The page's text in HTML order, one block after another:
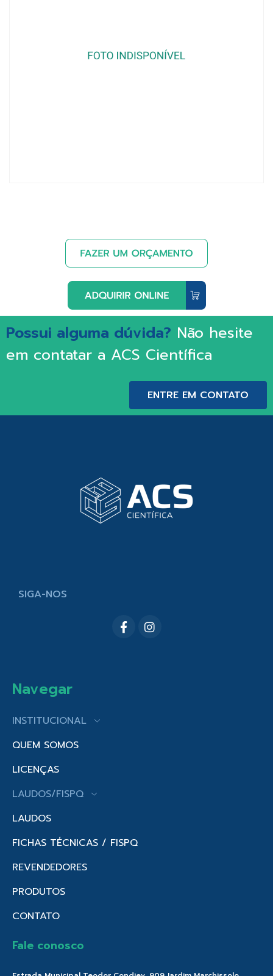
Possui alguma dúvida? Não hesite
em contatar a ACS Científica
ENTRE EM CONTATO
SIGA-NOS
Navegar
INSTITUCIONAL
QUEM SOMOS
LICENÇAS
LAUDOS/FISPQ
LAUDOS
FICHAS TÉCNICAS / FISPQ
REVENDEDORES
PRODUTOS
CONTATO
Fale conosco